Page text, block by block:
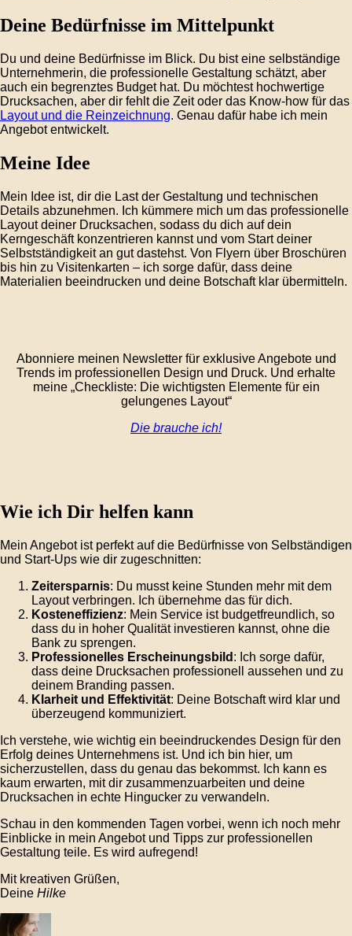
Deine Bedürfnisse im Mittelpunkt
Du und deine Bedürfnisse im Blick. Du bist eine selbständige
Unternehmerin, die professionelle Gestaltung schätzt, aber
auch ein begrenztes Budget hat. Du möchtest hochwertige
Drucksachen, aber dir fehlt die Zeit oder das Know-how für das
Layout und die Reinzeichnung. Genau dafür habe ich mein
Angebot entwickelt.
Meine Idee
Mein Idee ist, dir die Last der Gestaltung und technischen
Details abzunehmen. Ich kümmere mich um das professionelle
Layout deiner Drucksachen, sodass du dich auf dein
Kerngeschäft konzentrieren kannst und vom Start deiner
Selbstständigkeit an gut dastehst. Von Flyern über Broschüren
bis hin zu Visitenkarten – ich sorge dafür, dass deine
Materialien beeindrucken und deine Botschaft klar übermitteln.
Abonniere meinen Newsletter für exklusive Angebote und
Trends im professionellen Design und Druck. Und erhalte
meine „Checkliste: Die wichtigsten Elemente für ein
gelungenes Layout“
Die brauche ich!
Wie ich Dir helfen kann
Mein Angebot ist perfekt auf die Bedürfnisse von Selbständigen
und Start-Ups wie dir zugeschnitten:
Zeitersparnis: Du musst keine Stunden mehr mit dem
Layout verbringen. Ich übernehme das für dich.
Kosteneffizienz: Mein Service ist budgetfreundlich, so
dass du in hoher Qualität investieren kannst, ohne die
Bank zu sprengen.
Professionelles Erscheinungsbild : Ich sorge dafür,
dass deine Drucksachen professionell aussehen und zu
deinem Branding passen.
Klarheit und Effektivität: Deine Botschaft wird klar und
überzeugend kommuniziert.
Ich verstehe, wie wichtig ein beeindruckendes Design für den
Erfolg deines Unternehmens ist. Und ich bin hier, um
sicherzustellen, dass du genau das bekommst. Ich kann es
kaum erwarten, mit dir zusammenzuarbeiten und deine
Drucksachen in echte Hingucker zu verwandeln.
Schau in den kommenden Tagen vorbei, wenn ich noch mehr
Einblicke in mein Angebot und Tipps zur professionellen
Gestaltung teile. Es wird aufregend!
Mit kreativen Grüßen,
Deine Hilke